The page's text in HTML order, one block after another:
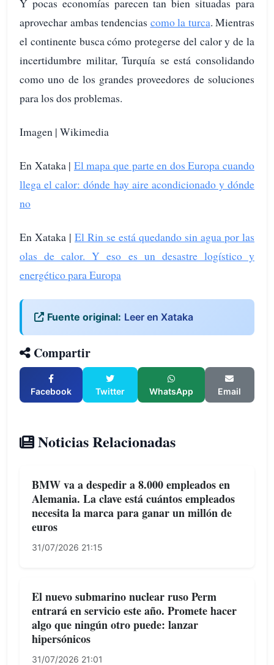
Y pocas economías parecen tan bien situadas para
aprovechar ambas tendencias como la turca. Mientras
el continente busca cómo protegerse del calor y de la
incertidumbre militar, Turquía se está consolidando
como uno de los grandes proveedores de soluciones
para los dos problemas.
Imagen | Wikimedia
En Xataka | El mapa que parte en dos Europa cuando
llega el calor: dónde hay aire acondicionado y dónde
no
En Xataka | El Rin se está quedando sin agua por las
olas de calor. Y eso es un desastre logístico y
energético para Europa
Fuente original: Leer en Xataka
Compartir
Facebook Twitter WhatsApp Email
Noticias Relacionadas
BMW va a despedir a 8.000 empleados en
Alemania. La clave está cuántos empleados
necesita la marca para ganar un millón de
euros
31/07/2026 21:15
El nuevo submarino nuclear ruso Perm
entrará en servicio este año. Promete hacer
algo que ningún otro puede: lanzar
hipersónicos
31/07/2026 21:01